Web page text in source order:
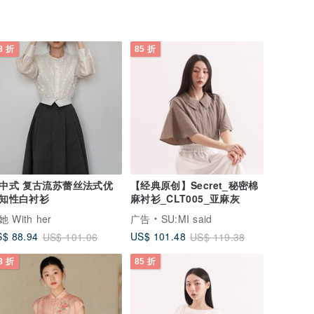
折
式 复古流苏蕾丝法式优
性白衬衫
With her
88.94 US$ 101.06
85 折
【经典原创】Secret_秘密棉
麻衬衫_CLT005_亚麻灰
广告
SU:MI said
US$ 101.48 US$ 119.38
折 85 折